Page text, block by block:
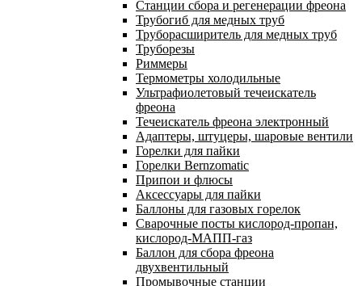
Станции сбора и регенерации фреона
Трубогиб для медных труб
Труборасширитель для медных труб
Труборезы
Риммеры
Термометры холодильные
Ультрафиолетовый течеискатель
фреона
Течеискатель фреона электронный
Адаптеры, штуцеры, шаровые вентили
Горелки для пайки
Горелки Bernzomatic
Припои и флюсы
Аксессуары для пайки
Баллоны для газовых горелок
Сварочные посты кислород-пропан,
кислород-МАПП-газ
Баллон для сбора фреона
двухвентильный
Промывочные станции